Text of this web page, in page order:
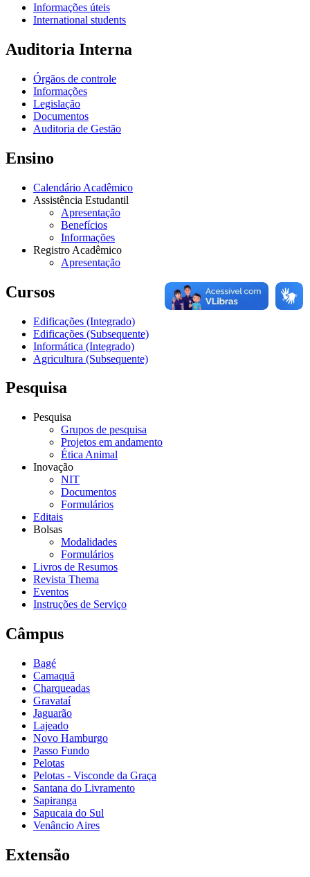
Informações úteis
International students
Auditoria Interna
Órgãos de controle
Informações
Legislação
Documentos
Auditoria de Gestão
Ensino
Calendário Acadêmico
Assistência Estudantil
Apresentação
Benefícios
Informações
Registro Acadêmico
Apresentação
Cursos
Edificações (Integrado)
Edificações (Subsequente)
Informática (Integrado)
Agricultura (Subsequente)
Pesquisa
Pesquisa
Grupos de pesquisa
Projetos em andamento
Ética Animal
Inovação
NIT
Documentos
Formulários
Editais
Bolsas
Modalidades
Formulários
Livros de Resumos
Revista Thema
Eventos
Instruções de Serviço
Câmpus
Bagé
Camaquã
Charqueadas
Gravataí
Jaguarão
Lajeado
Novo Hamburgo
Passo Fundo
Pelotas
Pelotas - Visconde da Graça
Santana do Livramento
Sapiranga
Sapucaia do Sul
Venâncio Aires
Extensão